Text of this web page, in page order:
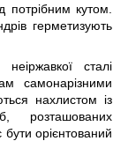
потрібним кутом.
герметизують
сталі
самонарізними
нахлистом із
орієнтований